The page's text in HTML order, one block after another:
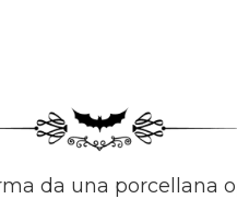
da una porcellana